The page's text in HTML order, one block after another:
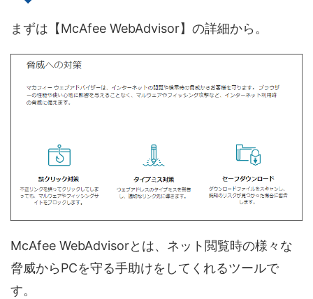
まずは【McAfee WebAdvisor】の詳細から。
McAfee WebAdvisorとは、ネット閲覧時の様々な
脅威からPCを守る手助けをしてくれるツールで
す。